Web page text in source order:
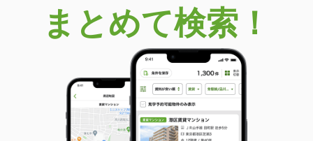
まとめて検索！